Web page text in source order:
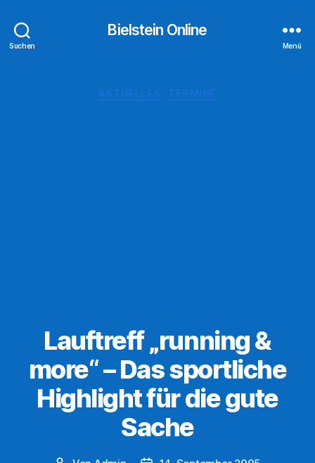
Suchen
Bielstein Online
Menü
Lauftreff „running &
more“ – Das sportliche
Highlight für die gute
Sache